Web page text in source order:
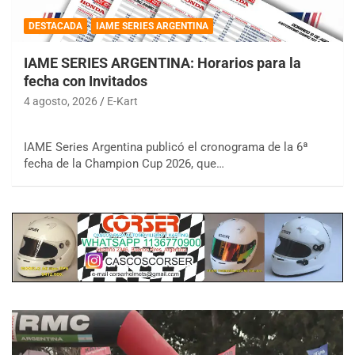
DESTACADA IAME SERIES ARGENTINA
IAME SERIES ARGENTINA: Horarios para la
fecha con Invitados
4 agosto, 2026 E-Kart
IAME Series Argentina publicó el cronograma de la 6ª
fecha de la Champion Cup 2026, que…